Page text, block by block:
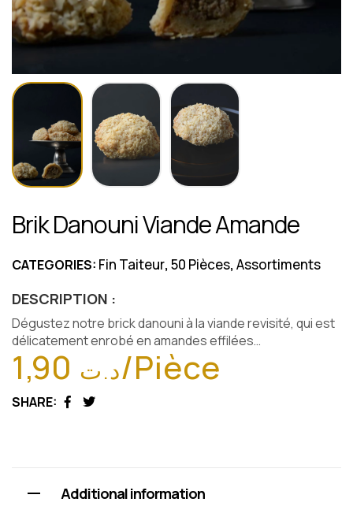
Brik Danouni Viande Amande
CATEGORIES: Fin Taiteur, 50 Pièces, Assortiments
DESCRIPTION :
Dégustez notre brick danouni à la viande revisité, qui est
délicatement enrobé en amandes effilées…
د.ت/Pièce
SHARE:
Facebook
Twitter
Additional information